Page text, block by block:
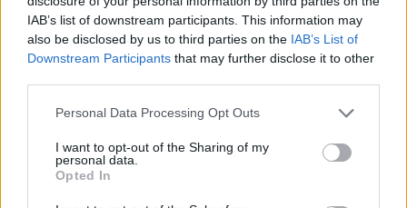
IAB’s list of downstream participants. This information may
also be disclosed by us to third parties on the IAB’s List of
Downstream Participants that may further disclose it to other
Please note that this website/app uses one or more Google
not limited to your visit or usage behaviour. You may click to
grant or deny consent to Google and its third-party tags to
use your data for below specified purposes in below Google
consent section.
Personal Data Processing Opt Outs
I want to opt-out of the Sharing of my
personal data.
Opted In
szúnyoginvázió elkerülésében
az energiakrízis kezelésére